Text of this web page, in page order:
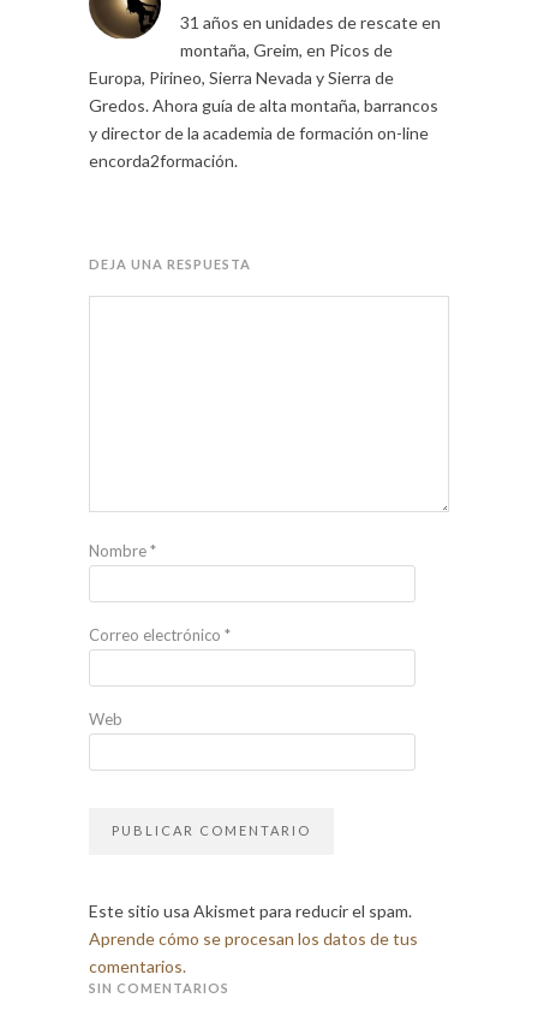
31 años en unidades de rescate en
montaña, Greim, en Picos de
Europa, Pirineo, Sierra Nevada y Sierra de
Gredos. Ahora guía de alta montaña, barrancos
y director de la academia de formación on-line
encorda2formación.
DEJA UNA RESPUESTA
Nombre*
Correo electrónico *
Web
Este sitio usa Akismet para reducir el spam.
Aprende cómo se procesan los datos de tus
comentarios.
SIN COMENTARIOS